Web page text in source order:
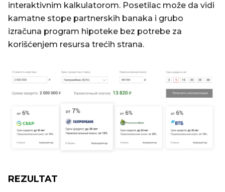
interaktivnim kalkulatorom. Posetilac može da vidi
kamatne stope partnerskih banaka i grubo
izračuna program hipoteke bez potrebe za
korišćenjem resursa trećih strana.
REZULTAT